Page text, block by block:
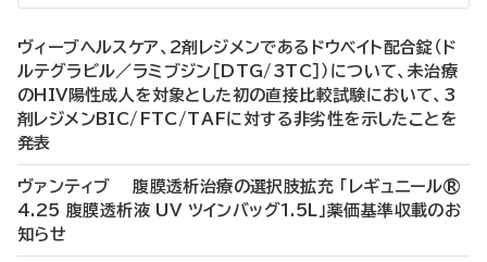
ヴィーブヘルスケア、2剤レジメンであるドウベイト配合錠（ド
ルテグラビル／ラミブジン［DTG/3TC］）について、未治療
のHIV陽性成人を対象とした初の直接比較試験において、3
剤レジメンBIC/FTC/TAFに対する非劣性を示したことを
発表
ヴァンティブ 腹膜透析治療の選択肢拡充 「レギュニール®
4.25 腹膜透析液 UV ツインバッグ1.5L」薬価基準収載のお
知らせ